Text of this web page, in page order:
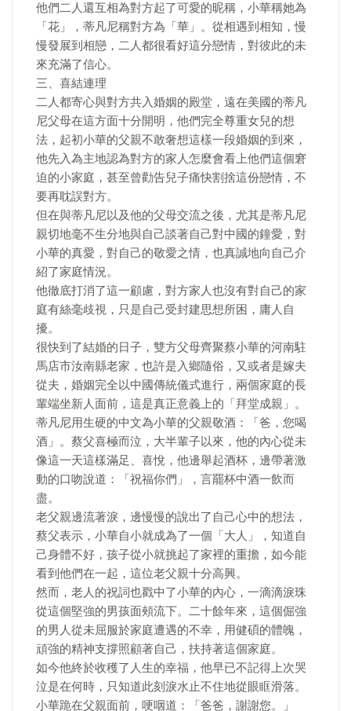
他們二人還互相為對方起了可愛的昵稱，小華稱她為
「花」，蒂凡尼稱對方為「華」。從相遇到相知，慢
慢發展到相戀，二人都很看好這分戀情，對彼此的未
來充滿了信心。
三、喜結連理
二人都寄心與對方共入婚姻的殿堂，遠在美國的蒂凡
尼父母在這方面十分開明，他們完全尊重女兒的想
法，起初小華的父親不敢奢想這樣一段婚姻的到來，
他先入為主地認為對方的家人怎麼會看上他們這個窘
迫的小家庭，甚至曾勸告兒子痛快割捨這份戀情，不
要再耽誤對方。
但在與蒂凡尼以及他的父母交流之後，尤其是蒂凡尼
親切地毫不生分地與自己談著自己對中國的鐘愛，對
小華的真愛，對自己的敬愛之情，也真誠地向自己介
紹了家庭情況。
他徹底打消了這一顧慮，對方家人也沒有對自己的家
庭有絲毫歧視，只是自己受封建思想所困，庸人自
擾。
很快到了結婚的日子，雙方父母齊聚蔡小華的河南駐
馬店市汝南縣老家，也許是入鄉隨俗，又或者是嫁夫
從夫，婚姻完全以中國傳統儀式進行，兩個家庭的長
輩端坐新人面前，這是真正意義上的「拜堂成親」。
蒂凡尼用生硬的中文為小華的父親敬酒：「爸，您喝
酒」。蔡父喜極而泣，大半輩子以來，他的內心從未
像這一天這樣滿足、喜悅，他邊舉起酒杯，邊帶著激
動的口吻說道：「祝福你們」，言罷杯中酒一飲而
盡。
老父親邊流著淚，邊慢慢的說出了自己心中的想法，
蔡父表示，小華自小就成為了一個「大人」，知道自
己身體不好，孩子從小就挑起了家裡的重擔，如今能
看到他們在一起，這位老父親十分高興。
然而，老人的祝詞也戳中了小華的內心，一滴滴淚珠
從這個堅強的男孩面頰流下。二十餘年來，這個倔強
的男人從未屈服於家庭遭遇的不幸，用健碩的體魄，
頑強的精神支撐照顧著自己，扶持著這個家庭。
如今他終於收穫了人生的幸福，他早已不記得上次哭
泣是在何時，只知道此刻淚水止不住地從眼眶滑落。
小華跪在父親面前，哽咽道：「爸爸，謝謝您。」